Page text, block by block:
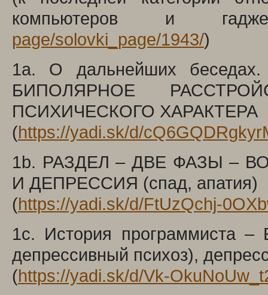
компьютеров и
page/solovki_page/1943/)
1a. О дальнейших беседах.
БИПОЛЯРНОЕ
ПСИХИЧЕСКОГО ХАРАКТЕРА
(https://yadi.sk/d/
1b. РАЗДЕЛ – ДВЕ ФАЗЫ –
И ДЕПРЕССИЯ (спад, апатия)
(https://yadi.sk/d/FtUzQchj-
1c. История программиста –
депрессивный психоз),
(https://yadi.sk/d/Vk-